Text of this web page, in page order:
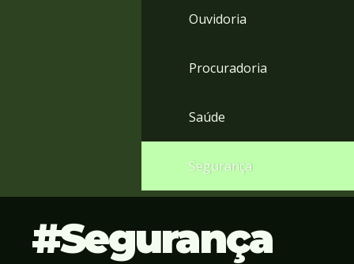
Ouvidoria
Procuradoria
Saúde
Segurança
Segurança